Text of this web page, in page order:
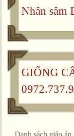
Nhân sâm
GIỐNG
Danh sách giáo án